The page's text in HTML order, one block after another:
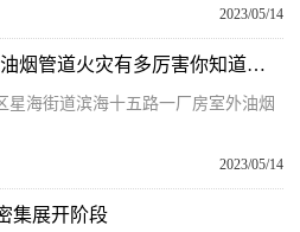
2023/05/14
当前热议!隐形定时炸弹！油烟管道火灾有多厉害你知道吗？
星海街道滨海十五路一厂房室外油烟
2023/05/14
集展开阶段